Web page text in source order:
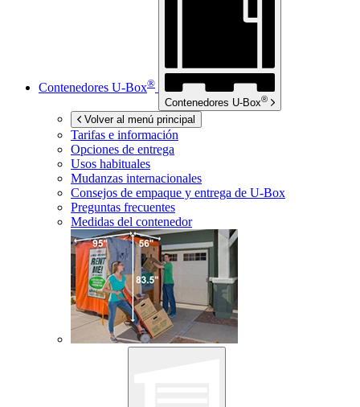
Contenedores U-Box®
Contenedores U-Box®
Volver al menú principal
Tarifas e información
Opciones de entrega
Usos habituales
Mudanzas internacionales
Consejos de empaque y entrega de U-Box
Preguntas frecuentes
Medidas del contenedor